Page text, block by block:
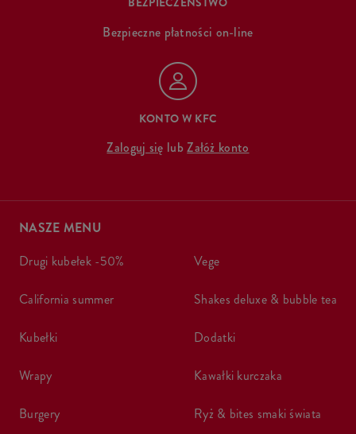
Bezpieczne płatności on-line
KONTO W KFC
Zaloguj się lubZałóż konto
NASZE MENU
drugi kubełek -50%
california summer
kubełki
wrapy
burgery
vege
shakes deluxe & bubble tea
dodatki
kawałki kurczaka
ryż & bites smaki świata